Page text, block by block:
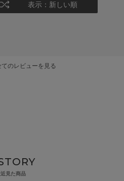
表示：新しい順
のレビューを見る
見た商品